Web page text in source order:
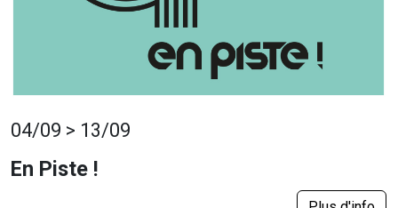
04/09 > 13/09
En Piste !